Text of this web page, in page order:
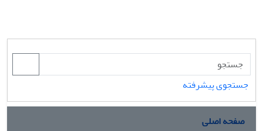
جستجوی پیشرفته
صفحه اصلی